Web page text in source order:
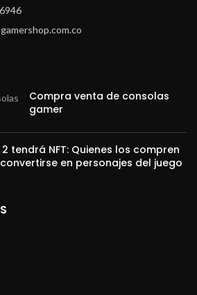
Compra venta de consolas
gamer
2 tendrá NFT: Quienes los compren
en personajes del juego